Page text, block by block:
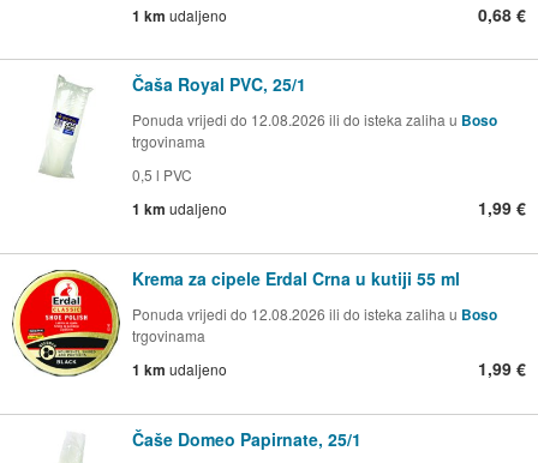
1 km udaljeno 0,68 €
Čaša Royal PVC, 25/1
Ponuda vrijedi do 12.08.2026 ili do isteka zaliha u Boso
trgovinama
0,5 l PVC
1 km udaljeno 1,99 €
Krema za cipele Erdal Crna u kutiji 55 ml
Ponuda vrijedi do 12.08.2026 ili do isteka zaliha u Boso
trgovinama
1 km udaljeno 1,99 €
Čaše Domeo Papirnate, 25/1